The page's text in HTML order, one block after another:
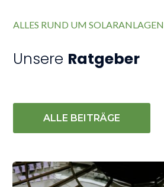
ALLES RUND UM SOLARANLAGEN
Unsere Ratgeber
ALLE BEITRÄGE